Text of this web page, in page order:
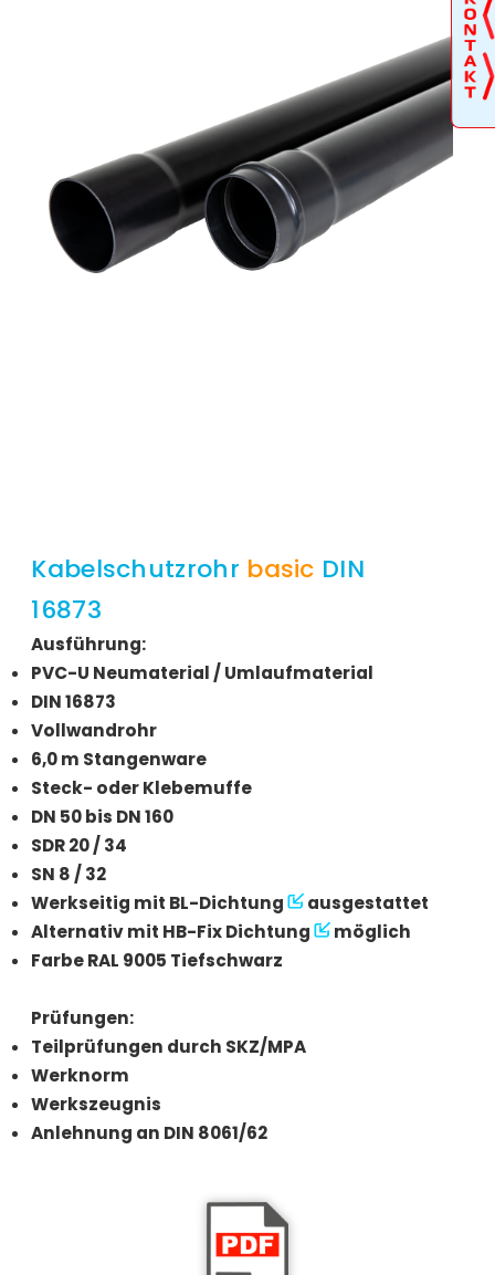
Kabelschutzrohr basic DIN
16873
Ausführung:
PVC-U Neumaterial / Umlaufmaterial
DIN 16873
Vollwandrohr
6,0 m Stangenware
Steck- oder Klebemuffe
DN 50 bis DN 160
SDR 20 / 34
SN 8 / 32
Werkseitig mit BL-Dichtung
ausgestattet
Alternativ mit HB-Fix Dichtung
möglich
Farbe RAL 9005 Tiefschwarz
Prüfungen:
Teilprüfungen durch SKZ/MPA
Werknorm
Werkszeugnis
Anlehnung an DIN 8061/62